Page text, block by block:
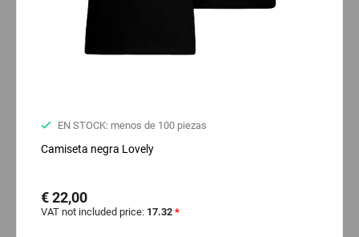
EN STOCK: menos de 100 piezas
Camiseta negra Lovely
€ 22,00
VAT not included price: 17.32 *